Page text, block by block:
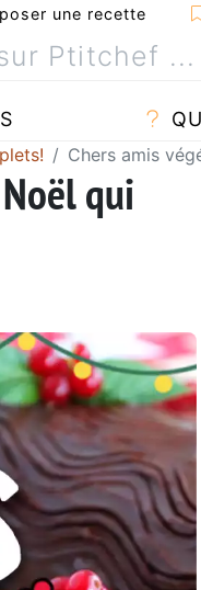
une recette
Chers amis
qui